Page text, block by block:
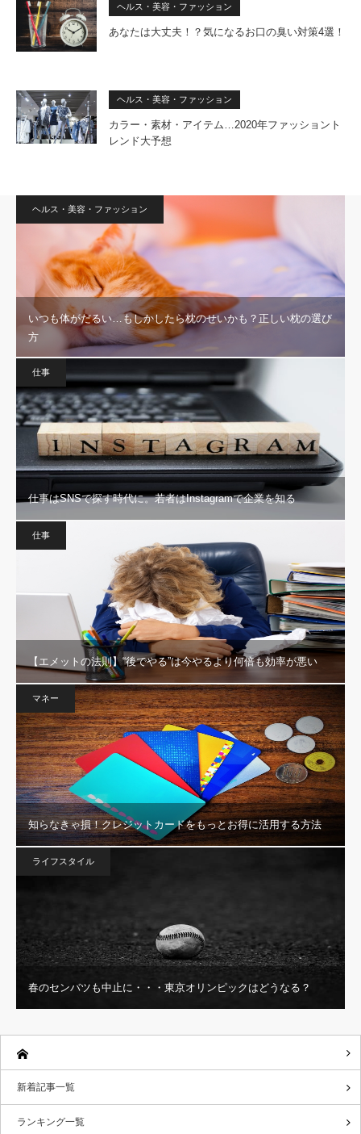
ヘルス・美容・ファッション
あなたは大丈夫！？気になるお口の臭い対策4選！
ヘルス・美容・ファッション
カラー・素材・アイテム…2020年ファッショント
レンド大予想
ヘルス・美容・ファッション
いつも体がだるい…もしかしたら枕のせいかも？正しい枕の選び
方
仕事
仕事はSNSで探す時代に。若者はInstagramで企業を知る
仕事
【エメットの法則】“後でやる”は今やるより何倍も効率が悪い
マネー
知らなきゃ損！クレジットカードをもっとお得に活用する方法
ライフスタイル
春のセンバツも中止に・・・東京オリンピックはどうなる？
新着記事一覧
ランキング一覧